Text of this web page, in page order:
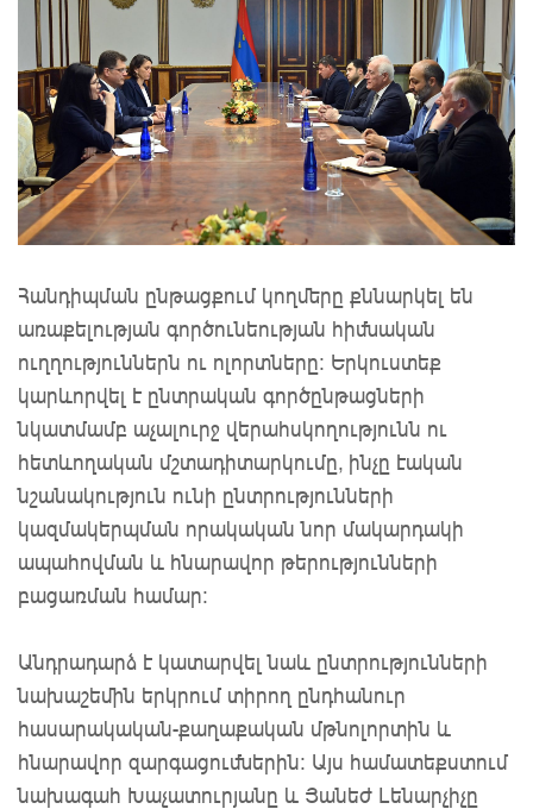
Հանդիպման ընթացքում կողմերը քննարկել են
առաքելության գործունեության հիմնական
ուղղություններն ու ոլորտները: Երկուստեք
կարևորվել է ընտրական գործընթացների
նկատմամբ աչալուրջ վերահսկողությունն ու
հետևողական մշտադիտարկումը, ինչը էական
նշանակություն ունի ընտրությունների
կազմակերպման որակական նոր մակարդակի
ապահովման և հնարավոր թերությունների
բացառման համար:
Անդրադարձ է կատարվել նաև ընտրությունների
նախաշեմին երկրում տիրող ընդհանուր
հասարակական-քաղաքական մթնոլորտին և
հնարավոր զարգացումներին: Այս համատեքստում
նախագահ Խաչատուրյանը և Յանեժ Լենարչիչը